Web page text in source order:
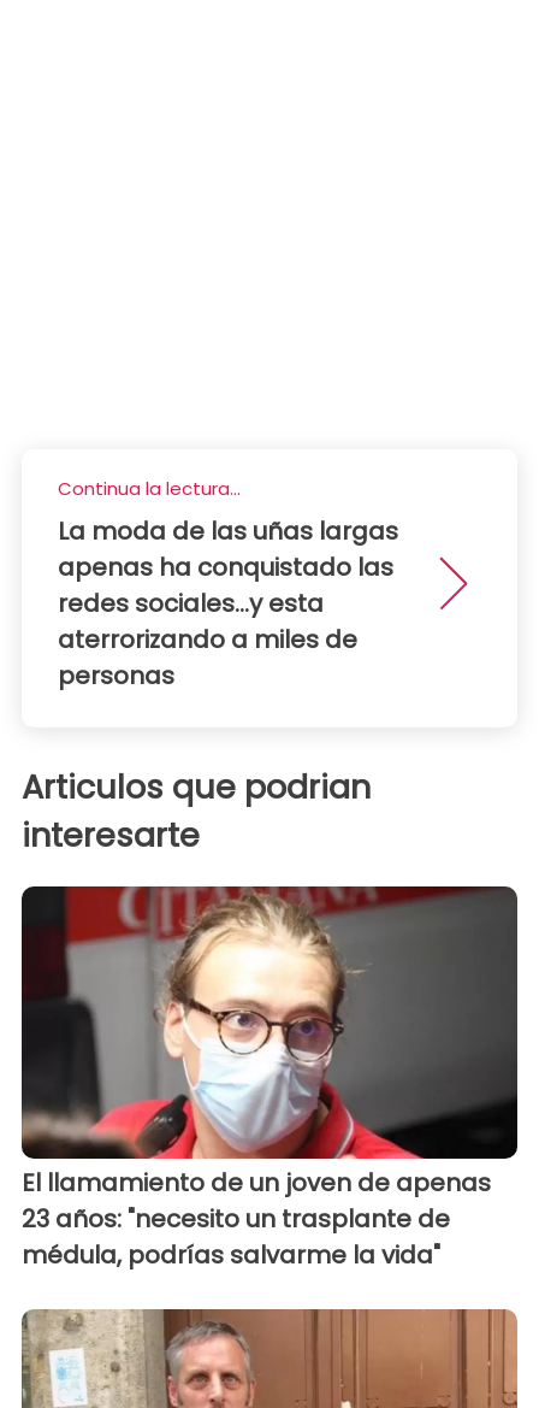
Continua la lectura...
La moda de las uñas largas
apenas ha conquistado las
redes sociales...y esta
aterrorizando a miles de
personas
Articulos que podrian
interesarte
El llamamiento de un joven de apenas
23 años: "necesito un trasplante de
médula, podrías salvarme la vida"